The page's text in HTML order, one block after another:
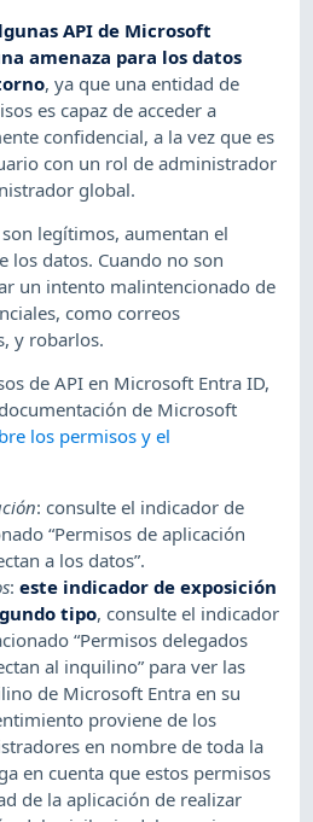
API de Microsoft
amenaza para los datos
, ya que una entidad de
es capaz de acceder a
confidencial, a la vez que es
con un rol de administrador
global.
legítimos, aumentan el
los datos. Cuando no son
un intento malintencionado de
como correos
y robarlos.
de API en Microsoft Entra ID,
de Microsoft
los permisos y el
: consulte el indicador de
“Permisos de aplicación
a los datos”.
:este indicador de exposición
tipo, consulte el indicador
“Permisos delegados
al inquilino” para ver las
de Microsoft Entra en su
proviene de los
en nombre de toda la
en cuenta que estos permisos
de la aplicación de realizar